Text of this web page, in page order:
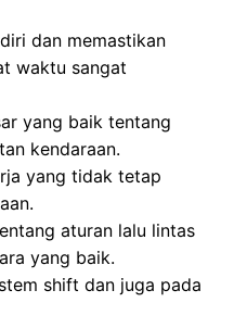
dan memastikan
waktu sangat
yang baik tentang
kendaraan.
yang tidak tetap
aturan lalu lintas
yang baik.
shift dan juga pada